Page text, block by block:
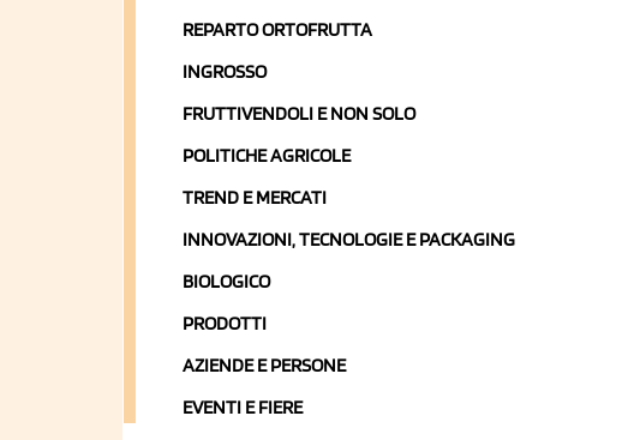
REPARTO ORTOFRUTTA
INGROSSO
FRUTTIVENDOLI E NON SOLO
POLITICHE AGRICOLE
TREND E MERCATI
INNOVAZIONI, TECNOLOGIE E PACKAGING
BIOLOGICO
PRODOTTI
AZIENDE E PERSONE
EVENTI E FIERE